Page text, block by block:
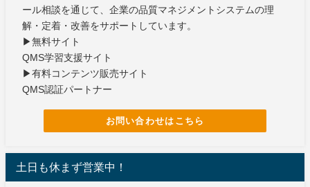
ール相談を通じて、企業の品質マネジメントシステムの理
解・定着・改善をサポートしています。
▶無料サイト
QMS学習支援サイト
▶有料コンテンツ販売サイト
QMS認証パートナー
お問い合わせはこちら
土日も休まず営業中！